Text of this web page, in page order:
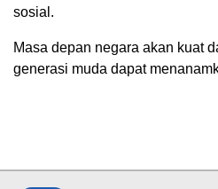
sosial.
Masa depan negara akan kuat
generasi muda dapat